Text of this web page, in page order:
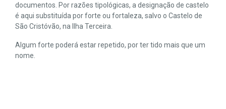
documentos. Por razões tipológicas, a designação de castelo
é aqui substituída por forte ou fortaleza, salvo o Castelo de
São Cristóvão, na Ilha Terceira.
Algum forte poderá estar repetido, por ter tido mais que um
nome.